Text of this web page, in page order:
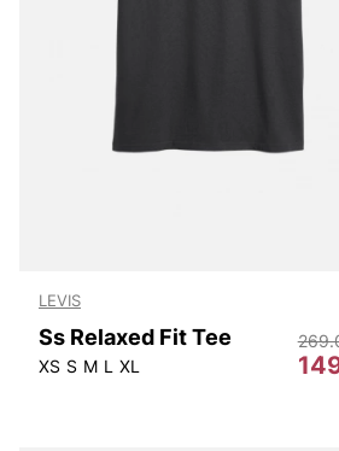
LEVIS
Ss Relaxed Fit Tee
XS S M L XL